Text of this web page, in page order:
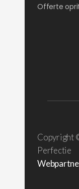
Offerte
Copyright
Perfectie